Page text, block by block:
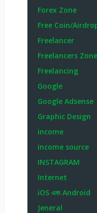
Forex Zone
Free Coin/
Freelancer
Freelancers Zone
Freelancing
Google
Google Adsense
Graphic Design
income
income source
INSTAGRAM
Internet
iOS এবং Android
Jeneral